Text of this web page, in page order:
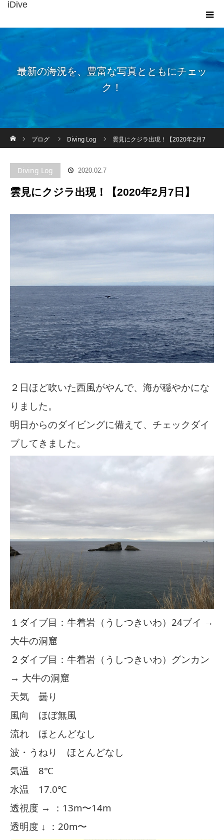
iDive
最新の海況を、豊富な写真とともにチェッ
ク！
ブログ
Diving Log 雲見にクジラ出現！【2020年2月7
Diving Log 2020.02.7
雲見にクジラ出現！【2020年2月7日】
２日ほど吹いた西風がやんで、海が穏やかにな
りました。
明日からのダイビングに備えて、チェックダイ
ブしてきました。
１ダイブ目：牛着岩（うしつきいわ）24ブイ →
大牛の洞窟
２ダイブ目：牛着岩（うしつきいわ）グンカン
→ 大牛の洞窟
天気 曇り
風向 ほぼ無風
流れ ほとんどなし
波・うねり ほとんどなし
気温 8℃
水温 17.0℃
透視度 → ：13m〜14m
透明度 ↓ ：20m〜